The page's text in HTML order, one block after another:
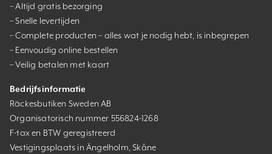
– Altijd gratis bezorging
– Snelle levertijden
– Complete producten – alles wat je nodig hebt, is inbegrepen
– Eenvoudig online bestellen
– Veilig betalen met kaart
Bedrijfsinformatie
Räckesbutiken Sweden AB
Organisatorisch nummer 556824-1268
F-tax en BTW geregistreerd
Vestigingsplaats in Ängelholm, Skåne